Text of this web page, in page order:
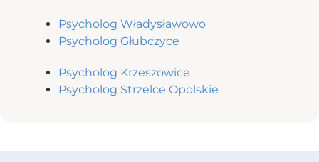
Psycholog Władysławowo
Psycholog Głubczyce
Psycholog Krzeszowice
Psycholog Strzelce Opolskie